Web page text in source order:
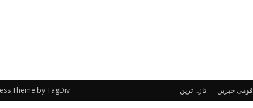
تازہ ترین قومی خبریں Theme by TagDiv